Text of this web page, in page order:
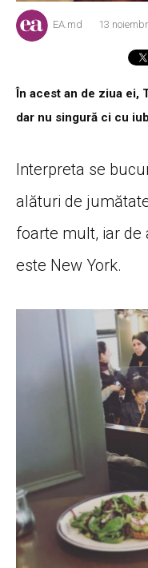
EA.md 13
În acest an de ziua ei,
dar nu singură ci cu
Interpreta se
alături de
foarte mult, iar de
este New York.